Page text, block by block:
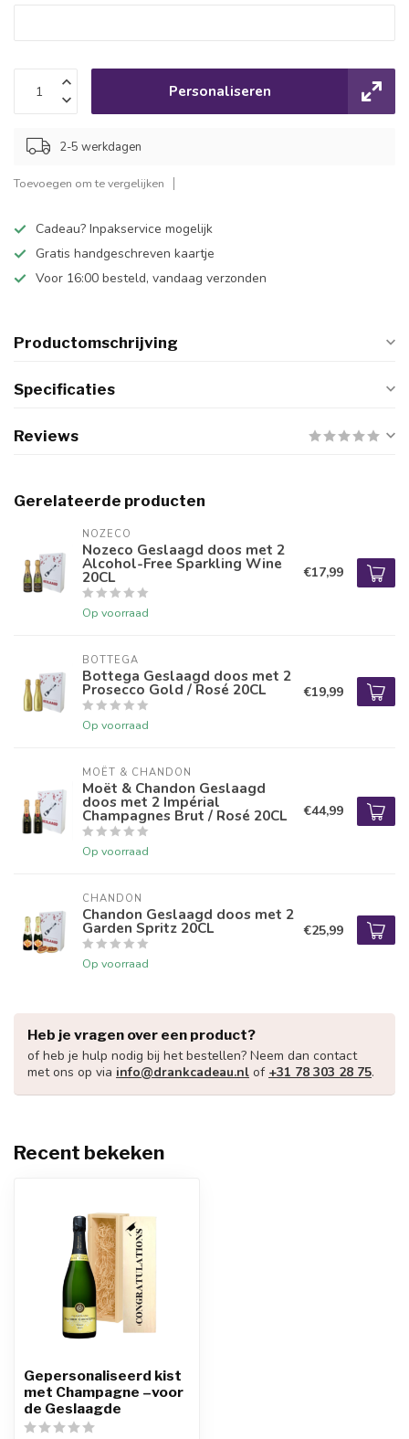
Personaliseren
2-5 werkdagen
Toevoegen om te vergelijken
Cadeau? Inpakservice mogelijk
Gratis handgeschreven kaartje
Voor 16:00 besteld, vandaag verzonden
Productomschrijving
Specificaties
Reviews
Gerelateerde producten
NOZECO
Nozeco Geslaagd doos met 2
Alcohol-Free Sparkling Wine
20CL
Op voorraad
€17,99
BOTTEGA
Bottega Geslaagd doos met 2
Prosecco Gold / Rosé 20CL
Op voorraad
€19,99
MOËT & CHANDON
Moët & Chandon Geslaagd
doos met 2 Impérial
Champagnes Brut / Rosé 20CL
Op voorraad
€44,99
CHANDON
Chandon Geslaagd doos met 2
Garden Spritz 20CL
Op voorraad
€25,99
Heb je vragen over een product?
of heb je hulp nodig bij het bestellen? Neem dan contact
met ons op via info@drankcadeau.nl of +31 78 303 28 75.
Recent bekeken
Gepersonaliseerd kist
met Champagne –voor
de Geslaagde